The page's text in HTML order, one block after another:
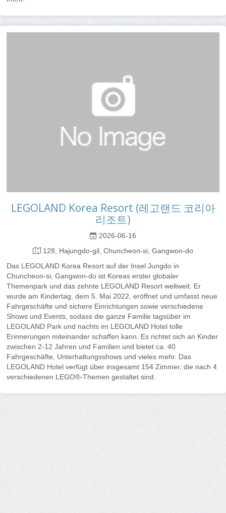
LEGOLAND Korea Resort (레고랜드 코리아
리조트)
2026-06-16
128, Hajungdo-gil, Chuncheon-si, Gangwon-do
Das LEGOLAND Korea Resort auf der Insel Jungdo in
Chuncheon-si, Gangwon-do ist Koreas erster globaler
Themenpark und das zehnte LEGOLAND Resort weltweit. Er
wurde am Kindertag, dem 5. Mai 2022, eröffnet und umfasst neue
Fahrgeschäfte und sichere Einrichtungen sowie verschiedene
Shows und Events, sodass die ganze Familie tagsüber im
LEGOLAND Park und nachts im LEGOLAND Hotel tolle
Erinnerungen miteinander schaffen kann. Es richtet sich an Kinder
zwischen 2-12 Jahren und Familien und bietet ca. 40
Fahrgeschäfte, Unterhaltungsshows und vieles mehr. Das
LEGOLAND Hotel verfügt über insgesamt 154 Zimmer, die nach 4
verschiedenen LEGO®-Themen gestaltet sind.